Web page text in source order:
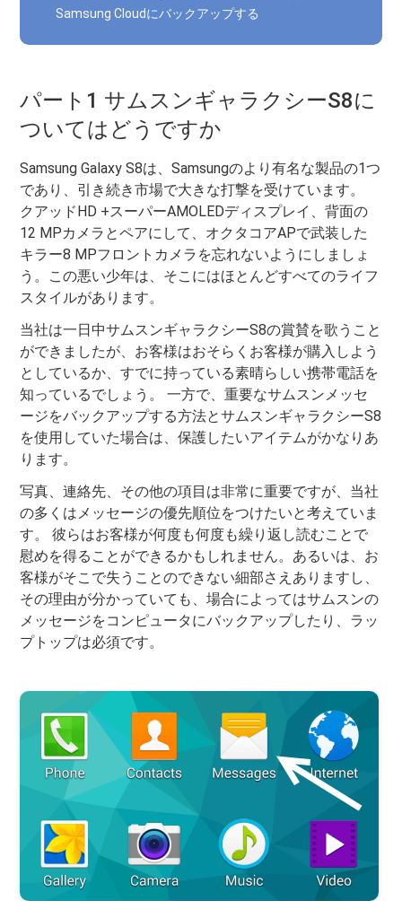
Samsung Cloudにバックアップする
パート1 サムスンギャラクシーS8に
ついてはどうですか
Samsung Galaxy S8は、Samsungのより有名な製品の1つ
であり、引き続き市場で大きな打撃を受けています。
クアッドHD +スーパーAMOLEDディスプレイ、背面の
12 MPカメラとペアにして、オクタコアAPで武装した
キラー8 MPフロントカメラを忘れないようにしましょ
う。この悪い少年は、そこにはほとんどすべてのライフ
スタイルがあります。
当社は一日中サムスンギャラクシーS8の賞賛を歌うこと
ができましたが、お客様はおそらくお客様が購入しよう
としているか、すでに持っている素晴らしい携帯電話を
知っているでしょう。 一方で、重要なサムスンメッセ
ージをバックアップする方法とサムスンギャラクシーS8
を使用していた場合は、保護したいアイテムがかなりあ
ります。
写真、連絡先、その他の項目は非常に重要ですが、当社
の多くはメッセージの優先順位をつけたいと考えていま
す。 彼らはお客様が何度も何度も繰り返し読むことで
慰めを得ることができるかもしれません。あるいは、お
客様がそこで失うことのできない細部さえありますし、
その理由が分かっていても、場合によってはサムスンの
メッセージをコンピュータにバックアップしたり、ラッ
プトップは必須です。